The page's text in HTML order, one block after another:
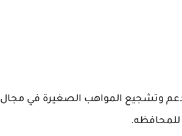
وتشجيع المواهب الصغيرة في مجال
للمحافظه.